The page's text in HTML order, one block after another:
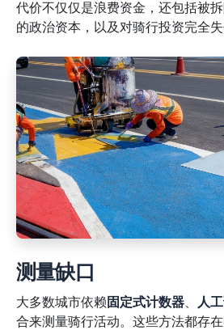
代价不仅仅是浪费资金，还包括被
的政治资本，以及对骑行投资完全失
测量缺口
大多数城市依赖 固定式计数器 人
合来测量骑行活动。这些方法都存在